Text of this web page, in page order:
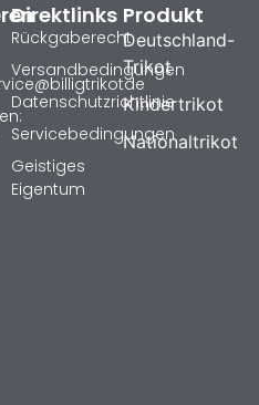
Produkt
Deutschland-
Trikot
Kindertrikot
Nationaltrikot
Direktlinks
Rückgaberecht
Versandbedingungen
Datenschutzrichtlinie
Servicebedingungen
Geistiges
Eigentum